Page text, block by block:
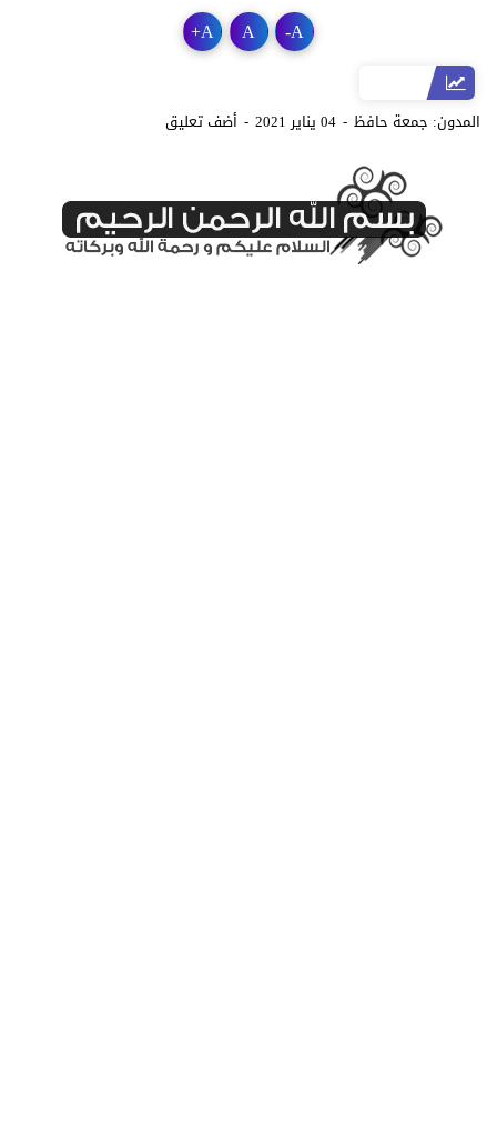
A
-
A
A
+
المدون: جمعة حافظ 04 يناير 2021 أضف تعليق